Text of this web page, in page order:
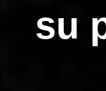
su